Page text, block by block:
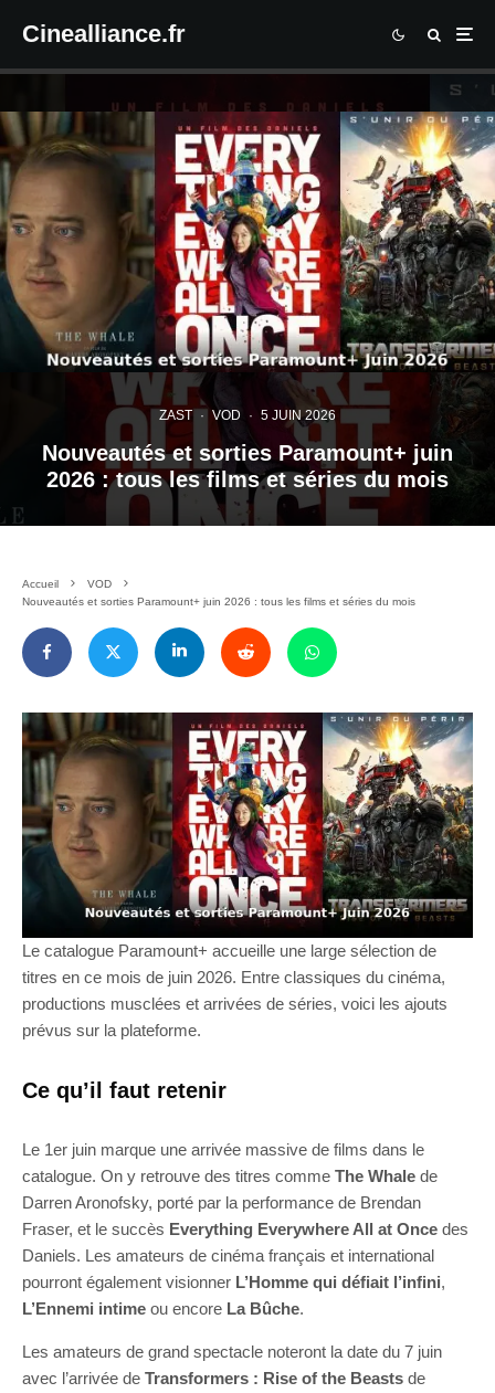
Cinealliance.fr
ZAST · VOD · 5 JUIN 2026
Nouveautés et sorties Paramount+ juin
2026 : tous les films et séries du mois
Accueil
VOD
Nouveautés et sorties Paramount+ juin 2026 : tous les films et séries du mois
Le catalogue Paramount+ accueille une large sélection de
titres en ce mois de juin 2026. Entre classiques du cinéma,
productions musclées et arrivées de séries, voici les ajouts
prévus sur la plateforme.
Ce qu’il faut retenir
Le 1er juin marque une arrivée massive de films dans le
catalogue. On y retrouve des titres comme The Whale de
Darren Aronofsky, porté par la performance de Brendan
Fraser, et le succès Everything Everywhere All at Once des
Daniels. Les amateurs de cinéma français et international
pourront également visionner L’Homme qui défiait l’infini,
L’Ennemi intime ou encore La Bûche.
Les amateurs de grand spectacle noteront la date du 7 juin
avec l’arrivée de Transformers : Rise of the Beasts de